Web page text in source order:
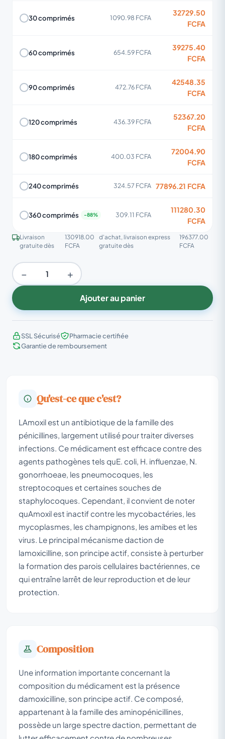
30 comprimés 1090.98 FCFA
32729.50
FCFA
60 comprimés 654.59 FCFA
39275.40
FCFA
90 comprimés 472.76 FCFA
42548.35
FCFA
120 comprimés 436.39 FCFA
52367.20
FCFA
180 comprimés 400.03 FCFA
72004.90
FCFA
240 comprimés 324.57 FCFA 77896.21 FCFA
360 comprimés 309.11 FCFA
111280.30
FCFA
Livraison
gratuite dès
130918.00
FCFA
d'achat, livraison express
gratuite dès
196377.00
FCFA
− +
Ajouter au panier
SSL Sécurisé
Pharmacie certifiée
Garantie de remboursement
Qu'est-ce que c'est?
LAmoxil est un antibiotique de la famille des
pénicillines, largement utilisé pour traiter diverses
infections. Ce médicament est efficace contre des
agents pathogènes tels quE. coli, H. influenzae, N.
gonorrhoeae, les pneumocoques, les
streptocoques et certaines souches de
staphylocoques. Cependant, il convient de noter
quAmoxil est inactif contre les mycobactéries, les
mycoplasmes, les champignons, les amibes et les
virus. Le principal mécanisme daction de
lamoxicilline, son principe actif, consiste à perturber
la formation des parois cellulaires bactériennes, ce
qui entraîne larrêt de leur reproduction et de leur
protection.
Composition
Une information importante concernant la
composition du médicament est la présence
damoxicilline, son principe actif. Ce composé,
appartenant à la famille des aminopénicillines,
possède un large spectre daction, permettant de